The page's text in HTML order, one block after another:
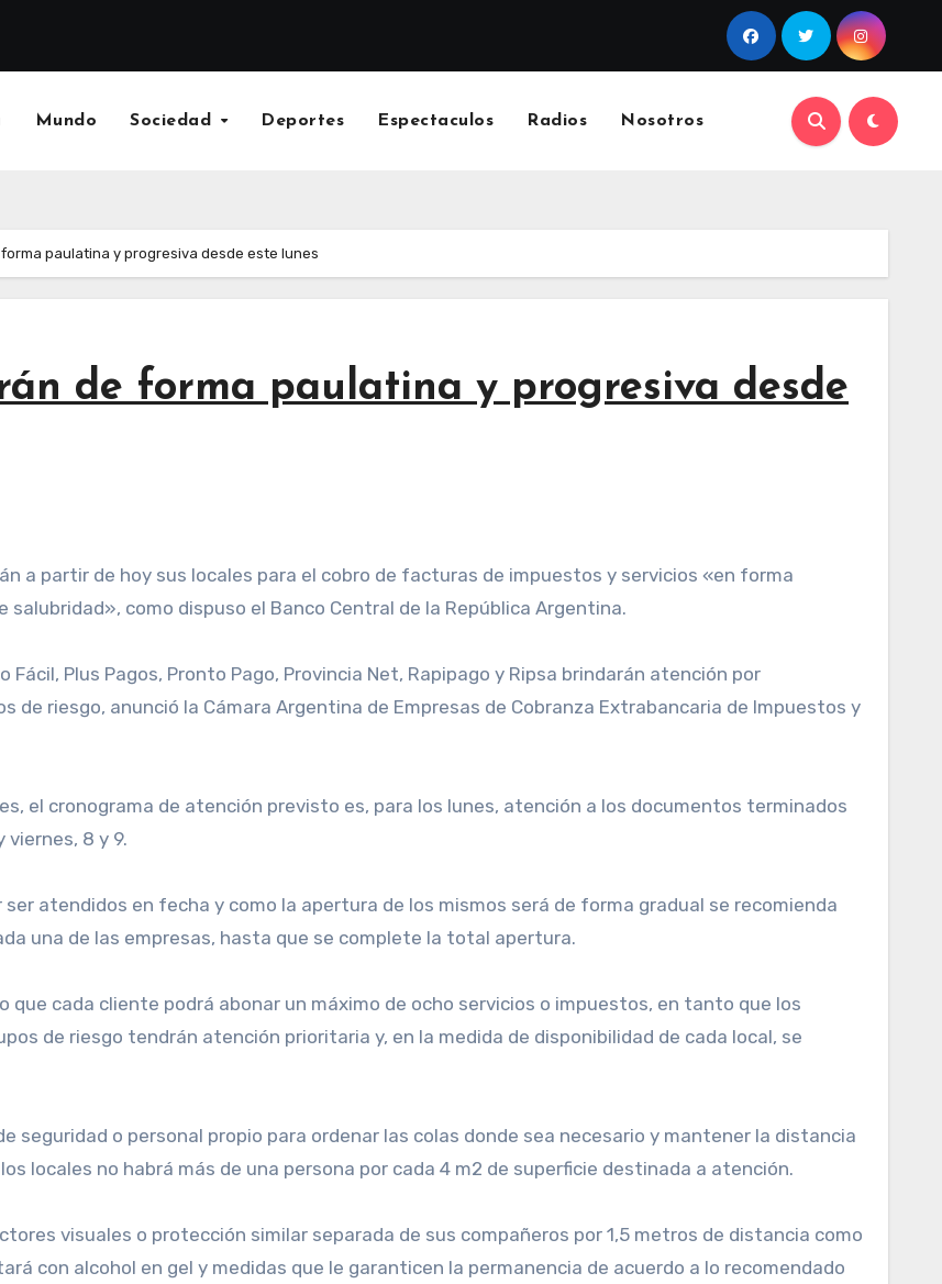
Mundo Sociedad Deportes Espectaculos Radios Nosotros
paulatina y progresiva desde este lunes
de forma paulatina y progresiva desde
como dispuso el Banco Central de la República Argentina.
Fácil, Plus Pagos, Pronto Pago, Provincia Net, Rapipago y Ripsa brindarán atención por
de riesgo, anunció la Cámara Argentina de Empresas de Cobranza Extrabancaria de Impuestos y
el cronograma de atención previsto es, para los lunes, atención a los documentos terminados
viernes, 8 y 9.
ser atendidos en fecha y como la apertura de los mismos será de forma gradual se recomienda
una de las empresas, hasta que se complete la total apertura.
cada cliente podrá abonar un máximo de ocho servicios o impuestos, en tanto que los
de riesgo tendrán atención prioritaria y, en la medida de disponibilidad de cada local, se
seguridad o personal propio para ordenar las colas donde sea necesario y mantener la distancia
locales no habrá más de una persona por cada 4 m2 de superficie destinada a atención.
visuales o protección similar separada de sus compañeros por 1,5 metros de distancia como
con alcohol en gel y medidas que le garanticen la permanencia de acuerdo a lo recomendado